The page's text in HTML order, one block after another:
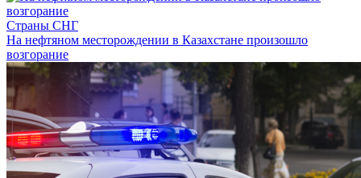
Страны СНГ
На нефтяном месторождении в Казахстане произошло
возгорание